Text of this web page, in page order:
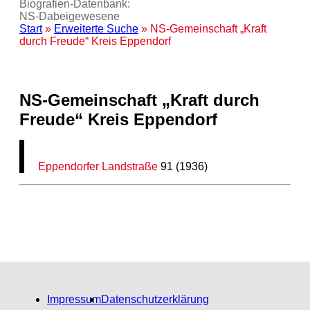
Biografien-Datenbank:
NS‑Dabeigewesene
Start» Erweiterte Suche » NS-Gemeinschaft „Kraft
durch Freude“ Kreis Eppendorf
NS-Gemeinschaft „Kraft durch
Freude“ Kreis Eppendorf
Eppendorfer Landstraße 91 (1936)
ImpressumDatenschutzerklärung